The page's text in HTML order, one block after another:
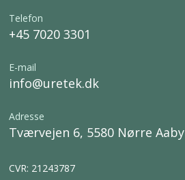
Telefon
+45 7020 3301
E-mail
info@uretek.dk
Adresse
Tværvejen 6, 5580 Nørre Aaby
CVR: 21243787